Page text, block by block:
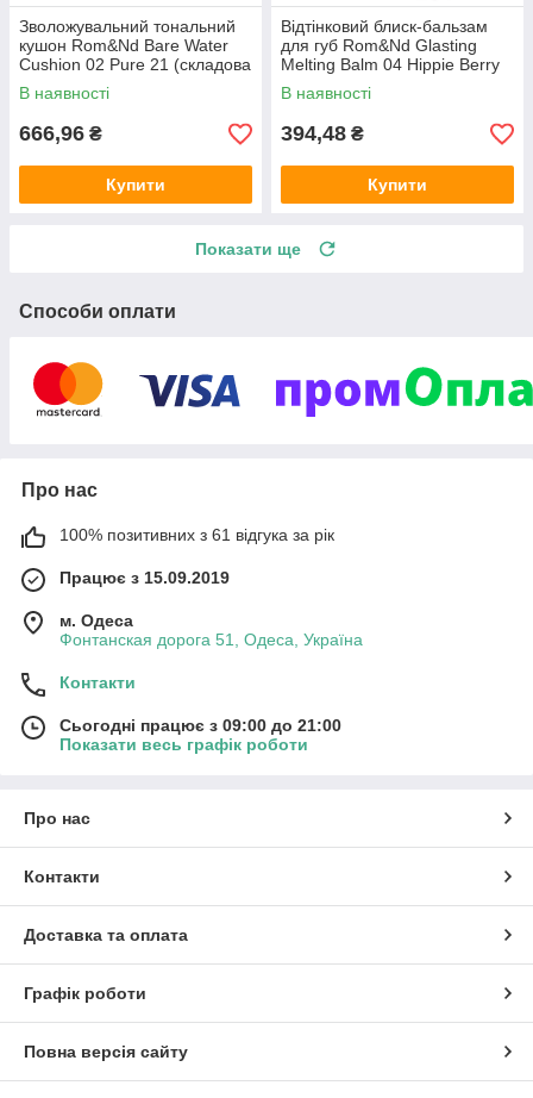
Зволожувальний тональний
кушон Rom&Nd Bare Water
Cushion 02 Pure 21 (складова
кістка)
В наявності
666,96 ₴
Купити
Відтінковий блиск-бальзам
для губ Rom&Nd Glasting
Melting Balm 04 Hippie Berry
(полуничний)
В наявності
394,48 ₴
Купити
Показати ще
Способи оплати
Про нас
100% позитивних з 61 відгука за рік
Працює з 15.09.2019
м. Одеса
Фонтанская дорога 51, Одеса, Україна
Контакти
Сьогодні працює з 09:00 до 21:00
Показати весь графік роботи
Про нас
Контакти
Доставка та оплата
Графік роботи
Повна версія сайту